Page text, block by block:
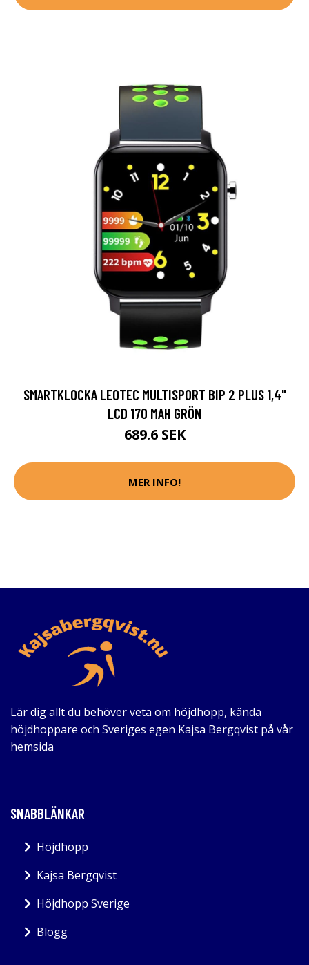
SMARTKLOCKA LEOTEC MULTISPORT BIP 2 PLUS 1,4"
LCD 170 MAH GRÖN
689.6 SEK
MER INFO!
Lär dig allt du behöver veta om höjdhopp, kända
höjdhoppare och Sveriges egen Kajsa Bergqvist på vår
hemsida
SNABBLÄNKAR
Höjdhopp
Kajsa Bergqvist
Höjdhopp Sverige
Blogg